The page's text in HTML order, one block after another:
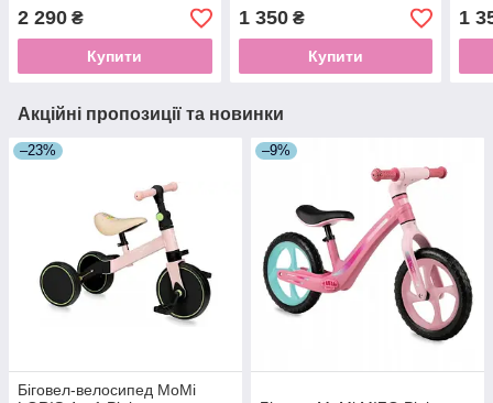
2 290 ₴
Купити
1 350₴
Купити
1
Акційні пропозиції та новинки
–23%
Біговел-велосипед MoMi
–9%